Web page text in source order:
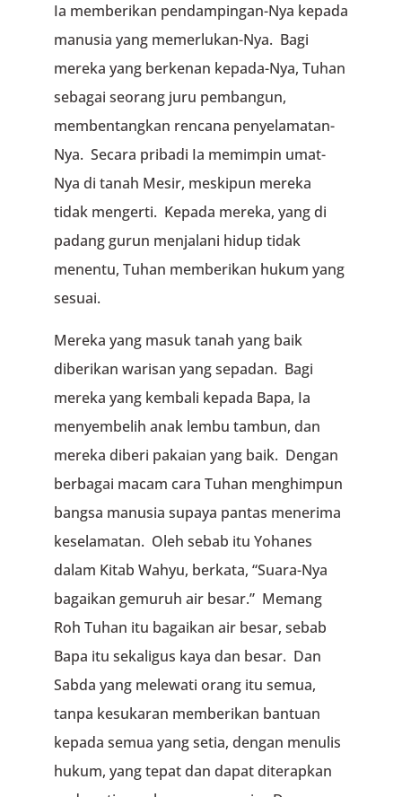
Ia memberikan pendampingan-Nya kepada
manusia yang memerlukan-Nya. Bagi
mereka yang berkenan kepada-Nya, Tuhan
sebagai seorang juru pembangun,
membentangkan rencana penyelamatan-
Nya. Secara pribadi Ia memimpin umat-
Nya di tanah Mesir, meskipun mereka
tidak mengerti. Kepada mereka, yang di
padang gurun menjalani hidup tidak
menentu, Tuhan memberikan hukum yang
sesuai.
Mereka yang masuk tanah yang baik
diberikan warisan yang sepadan. Bagi
mereka yang kembali kepada Bapa, Ia
menyembelih anak lembu tambun, dan
mereka diberi pakaian yang baik. Dengan
berbagai macam cara Tuhan menghimpun
bangsa manusia supaya pantas menerima
keselamatan. Oleh sebab itu Yohanes
dalam Kitab Wahyu, berkata, “Suara-Nya
bagaikan gemuruh air besar.” Memang
Roh Tuhan itu bagaikan air besar, sebab
Bapa itu sekaligus kaya dan besar. Dan
Sabda yang melewati orang itu semua,
tanpa kesukaran memberikan bantuan
kepada semua yang setia, dengan menulis
hukum, yang tepat dan dapat diterapkan